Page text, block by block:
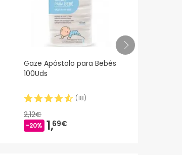
Gaze Apóstolo para Bebés
100Uds
(18)
2,12€
-20% 1,69€